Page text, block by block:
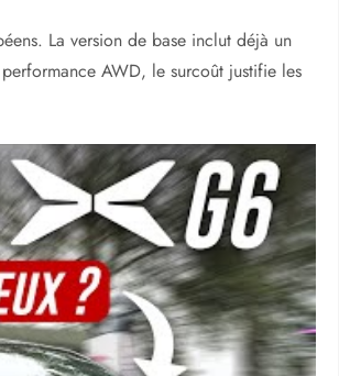
La version de base inclut déjà un
AWD, le surcoût justifie les